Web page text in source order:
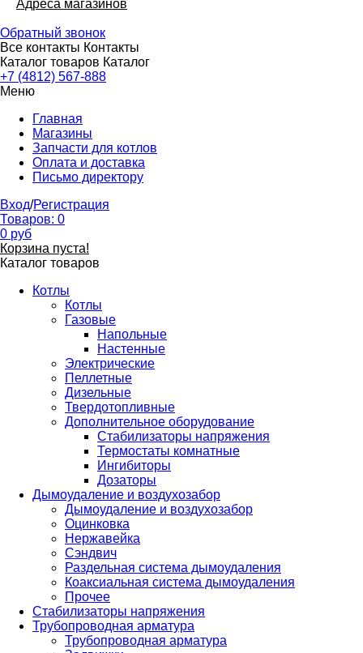
Адреса магазинов
Обратный звонок
Все контакты Контакты
Каталог товаров Каталог
+7 (4812) 567-888
Меню
Главная
Магазины
Запчасти для котлов
Оплата и доставка
Письмо директору
Вход/Регистрация
Товаров: 0
0 руб
Корзина пуста!
Каталог товаров
Котлы
Котлы
Газовые
Напольные
Настенные
Электрические
Пеллетные
Дизельные
Твердотопливные
Дополнительное оборудование
Стабилизаторы напряжения
Термостаты комнатные
Ингибиторы
Дозаторы
Дымоудаление и воздухозабор
Дымоудаление и воздухозабор
Оцинковка
Нержавейка
Сэндвич
Раздельная система дымоудаления
Коаксиальная система дымоудаления
Прочее
Стабилизаторы напряжения
Трубопроводная арматура
Трубопроводная арматура